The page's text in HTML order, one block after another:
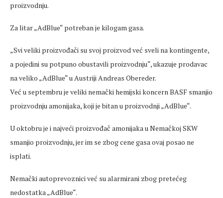
proizvodnju.
Za litar „AdBlue“ potreban je kilogam gasa.
„Svi veliki proizvođači su svoj proizvod već sveli na kontingente,
a pojedini su potpuno obustavili proizvodnju“, ukazuje prodavac
na veliko „AdBlue“ u Austriji Andreas Obereder.
Već u septembru je veliki nemački hemijski koncern BASF smanjio
proizvodnju amonijaka, koji je bitan u proizvodnji „AdBlue“.
U oktobru je i najveći proizvođač amonijaka u Nemačkoj SKW
smanjio proizvodnju, jer im se zbog cene gasa ovaj posao ne
isplati.
Nemački autoprevoznici već su alarmirani zbog pretećeg
nedostatka „AdBlue“.